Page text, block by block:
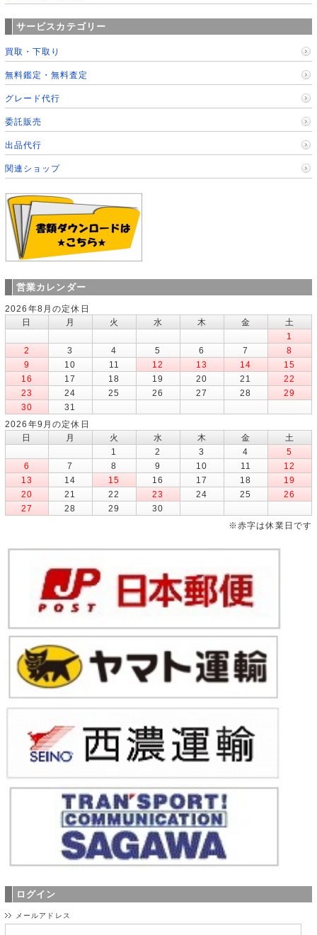
サービスカテゴリー
買取・下取り
無料鑑定・無料査定
グレード代行
委託販売
出品代行
関連ショップ
営業カレンダー
2026年8月の定休日
日
月 火 水 木 金
土
1
2
3 4 5 6 7
8
9
10 11 12 13 14
15
16
17 18 19 20 21
22
23
24 25 26 27 28
29
30
31
2026年9月の定休日
日
月 火 水 木 金
土
1
2 3 4
5
6
7 8 9 10 11
12
13
14 15 16 17 18
19
20
21 22 23 24 25
26
27
28 29
30
※赤字は休業日です
ログイン
メールアドレス